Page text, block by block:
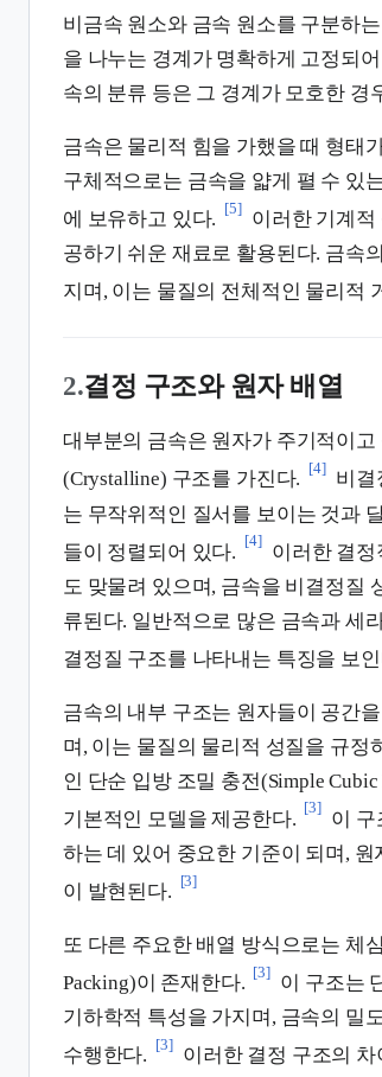
비금속 원소와 금속 원소를 구분하
을 나누는 경계가 명확하게 고정되
속의 분류 등은 그 경계가 모호한 경
금속은 물리적 힘을 가했을 때 형태
구체적으로는 금속을 얇게 펼 수 있
에 보유하고 있다.
[5]
이러한 기계
공하기 쉬운 재료로 활용된다. 금속
지며, 이는 물질의 전체적인 물리적
2.결정 구조와 원자 배열
대부분의 금속은 원자가 주기적이
(Crystalline) 구조를 가진다.
[4]
비결
는 무작위적인 질서를 보이는 것과
들이 정렬되어 있다.
[4]
이러한 결정
도 맞물려 있으며, 금속을 비결정질
류된다. 일반적으로 많은 금속과 세
결정질 구조를 나타내는 특징을 보
금속의 내부 구조는 원자들이 공간
며, 이는 물질의 물리적 성질을 규정
인 단순 입방 조밀 충전(Simple
기본적인 모델을 제공한다.
[3]
이 구
하는 데 있어 중요한 기준이 되며,
이 발현된다.
[3]
또 다른 주요한 배열 방식으로는 체
Packing)이 존재한다.
[3]
이 구조는
기하학적 특성을 가지며, 금속의 밀
수행한다.
[3]
이러한 결정 구조의